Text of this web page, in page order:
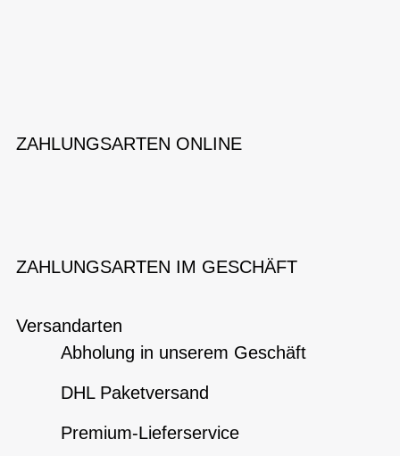
ZAHLUNGSARTEN ONLINE
ZAHLUNGSARTEN IM GESCHÄFT
Versandarten
Abholung in unserem Geschäft
DHL Paketversand
Premium-Lieferservice